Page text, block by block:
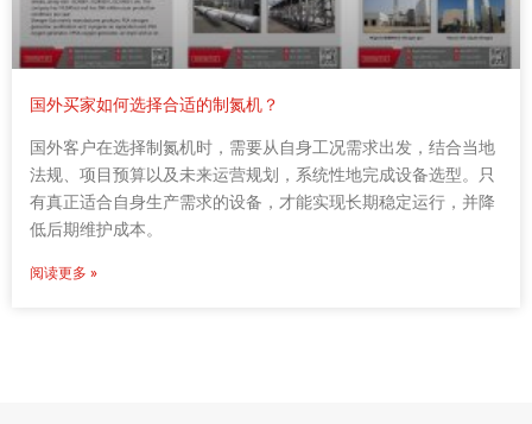
国外买家如何选择合适的制氮机？
国外客户在选择制氮机时，需要从自身工况需求出发，结合当地
法规、项目预算以及未来运营规划，系统性地完成设备选型。只
有真正适合自身生产需求的设备，才能实现长期稳定运行，并降
低后期维护成本。
阅读更多 »